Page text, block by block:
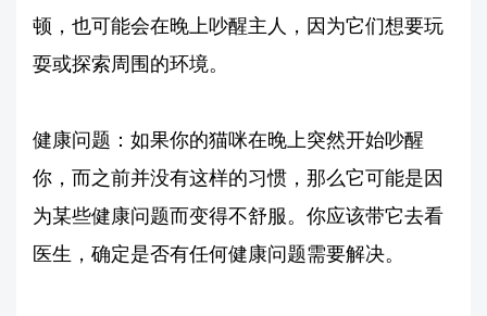
顿，也可能会在晚上吵醒主人，因为它们想要玩
耍或探索周围的环境。
健康问题：如果你的猫咪在晚上突然开始吵醒
你，而之前并没有这样的习惯，那么它可能是因
为某些健康问题而变得不舒服。你应该带它去看
医生，确定是否有任何健康问题需要解决。